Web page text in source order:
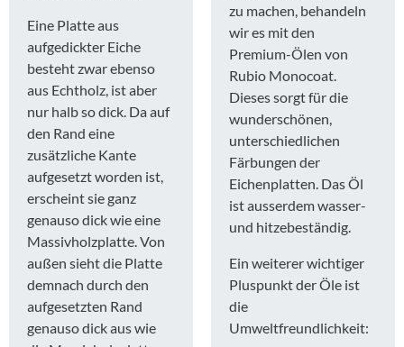
Eine Platte aus
aufgedickter Eiche
besteht zwar ebenso
aus Echtholz, ist aber
nur halb so dick. Da auf
den Rand eine
zusätzliche Kante
aufgesetzt worden ist,
erscheint sie ganz
genauso dick wie eine
Massivholzplatte. Von
außen sieht die Platte
demnach durch den
aufgesetzten Rand
genauso dick aus wie
zu machen, behandeln
wir es mit den
Premium-Ölen von
Rubio Monocoat.
Dieses sorgt für die
wunderschönen,
unterschiedlichen
Färbungen der
Eichenplatten. Das Öl
ist ausserdem wasser-
und hitzebeständig.
Ein weiterer wichtiger
Pluspunkt der Öle ist
die
Umweltfreundlichkeit: